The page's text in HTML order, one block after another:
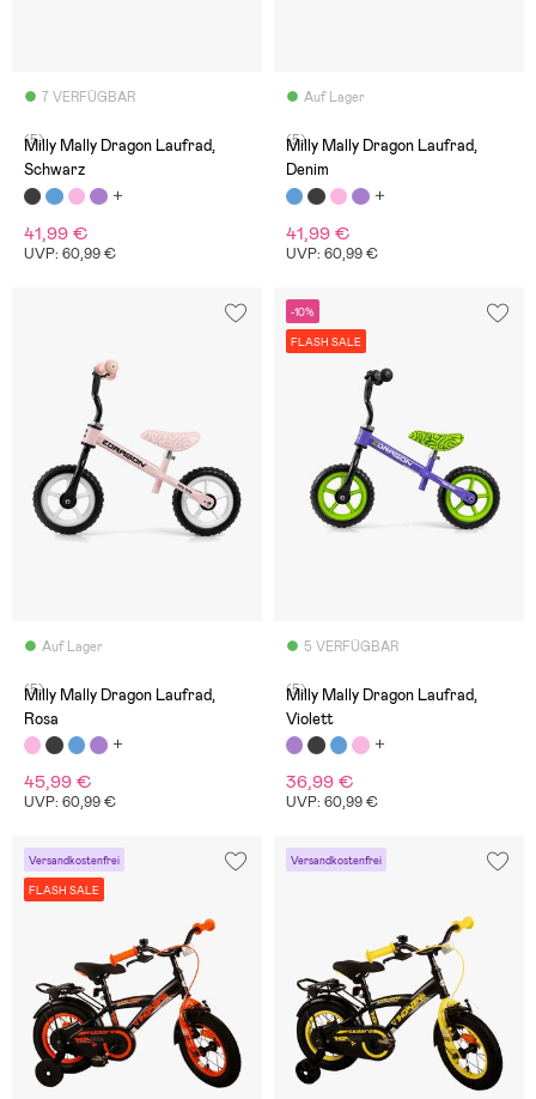
7 VERFÜGBAR
(5)
Milly Mally Dragon Laufrad,
Schwarz
41,99 €
UVP: 60,99 €
Auf Lager
(5)
Milly Mally Dragon Laufrad,
Denim
41,99 €
UVP: 60,99 €
Auf Lager
(5)
Milly Mally Dragon Laufrad,
Rosa
45,99 €
UVP: 60,99 €
-10%
FLASH SALE
5 VERFÜGBAR
(5)
Milly Mally Dragon Laufrad,
Violett
36,99 €
UVP: 60,99 €
Versandkostenfrei
FLASH SALE
Versandkostenfrei